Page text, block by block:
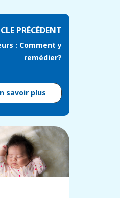
PRÉCÉDENT
: Comment y
remédier?
savoir plus